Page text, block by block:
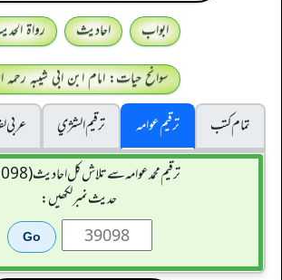
ابواب احادیث
رواۃ
سوانح حیات: امام ابن ابی شیبہ رحمہ
تمام کتب
ترقیم عوامہ ترقيم الشژي عربی
ترقیم محمدعوامہ سے تلاش کل احادیث (39098)
حدیث نمبر لکھیں: